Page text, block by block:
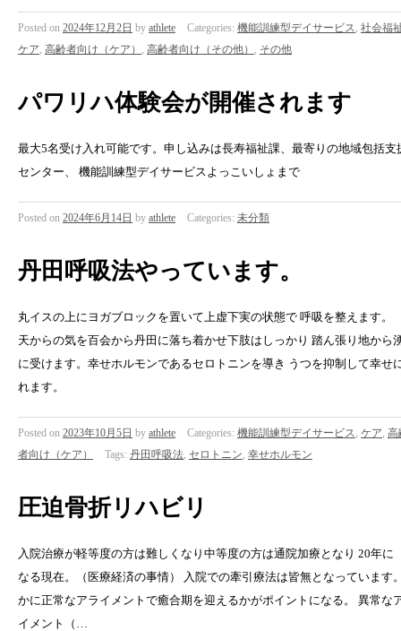
Posted on 2024年12月2日 by athlete Categories: 機能訓練型デイサービス 社会福
ケア 高齢者向け（ケア） 高齢者向け（その他） その他
パワリハ体験会が開催されます
最大5名受け入れ可能です。申し込みは長寿福祉課、最寄りの地域包括支
センター、 機能訓練型デイサービスよっこいしょまで
Posted on 2024年6月14日 by athlete Categories: 未分類
丹田呼吸法やっています。
丸イスの上にヨガブロックを置いて上虚下実の状態で 呼吸を整えます。
天からの気を百会から丹田に落ち着かせ下肢はしっかり 踏ん張り地から
に受けます。幸せホルモンであるセロトニンを導き うつを抑制して幸せ
れます。
Posted on 2023年10月5日 by athlete Categories: 機能訓練型デイサービス ケア 高
者向け（ケア）
Tags: 丹田呼吸法 セロトニン 幸せホルモン
圧迫骨折リハビリ
入院治療が軽等度の方は難しくなり中等度の方は通院加療となり 20年に
なる現在。（医療経済の事情） 入院での牽引療法は皆無となっています
かに正常なアライメントで癒合期を迎えるかがポイントになる。 異常な
イメント（…